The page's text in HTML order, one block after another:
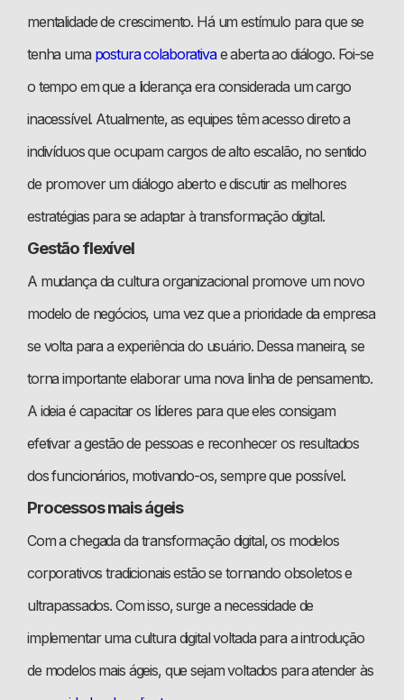
mentalidade de crescimento. Há um estímulo para que se
tenha uma postura colaborativae aberta ao diálogo. Foi-se
o tempo em que a liderança era considerada um cargo
inacessível. Atualmente, as equipes têm acesso direto a
indivíduos que ocupam cargos de alto escalão, no sentido
de promover um diálogo aberto e discutir as melhores
estratégias para se adaptar à transformação digital.
Gestão flexível
A mudança da cultura organizacional promove um novo
modelo de negócios, uma vez que a prioridade da empresa
se volta para a experiência do usuário. Dessa maneira, se
torna importante elaborar uma nova linha de pensamento.
A ideia é capacitar os líderes para que eles consigam
efetivar a gestão de pessoas e reconhecer os resultados
dos funcionários, motivando-os, sempre que possível.
Processos mais ágeis
Com a chegada da transformação digital, os modelos
corporativos tradicionais estão se tornando obsoletos e
ultrapassados. Com isso, surge a necessidade de
implementar uma cultura digital voltada para a introdução
de modelos mais ágeis, que sejam voltados para atender às